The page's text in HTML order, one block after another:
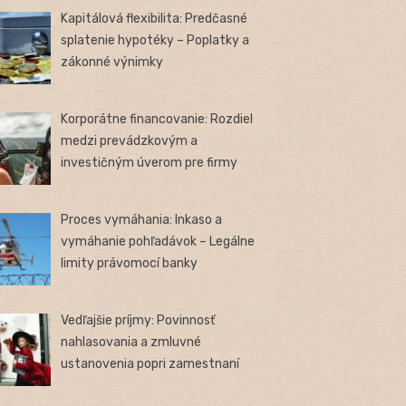
Kapitálová flexibilita: Predčasné
splatenie hypotéky – Poplatky a
zákonné výnimky
Korporátne financovanie: Rozdiel
medzi prevádzkovým a
investičným úverom pre firmy
Proces vymáhania: Inkaso a
vymáhanie pohľadávok – Legálne
limity právomocí banky
Vedľajšie príjmy: Povinnosť
nahlasovania a zmluvné
ustanovenia popri zamestnaní